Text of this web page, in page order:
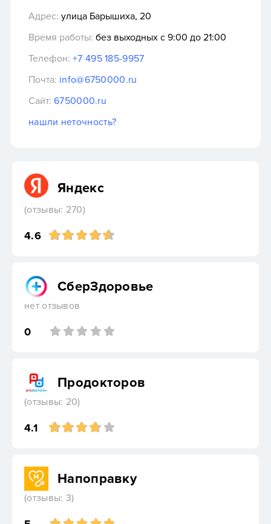
Адрес: улица Барышиха, 20
Время работы: без выходных с 9:00 до 21:00
Телефон: +7 495 185-9957
Почта: info@6750000.ru
Сайт: 6750000.ru
нашли неточность?
Яндекс
(отзывы: 270)
4.6
СберЗдоровье
нет отзывов
0
Продокторов
(отзывы: 20)
4.1
Напоправку
(отзывы: 3)